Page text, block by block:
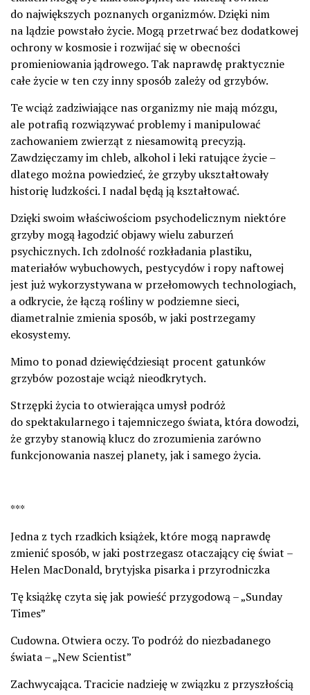
do największych poznanych organizmów. Dzięki nim
na lądzie powstało życie. Mogą przetrwać bez dodatkowej
ochrony w kosmosie i rozwijać się w obecności
promieniowania jądrowego. Tak naprawdę praktycznie
całe życie w ten czy inny sposób zależy od grzybów.
Te wciąż zadziwiające nas organizmy nie mają mózgu,
ale potrafią rozwiązywać problemy i manipulować
zachowaniem zwierząt z niesamowitą precyzją.
Zawdzięczamy im chleb, alkohol i leki ratujące życie –
dlatego można powiedzieć, że grzyby ukształtowały
historię ludzkości. I nadal będą ją kształtować.
Dzięki swoim właściwościom psychodelicznym niektóre
grzyby mogą łagodzić objawy wielu zaburzeń
psychicznych. Ich zdolność rozkładania plastiku,
materiałów wybuchowych, pestycydów i ropy naftowej
jest już wykorzystywana w przełomowych technologiach,
a odkrycie, że łączą rośliny w podziemne sieci,
diametralnie zmienia sposób, w jaki postrzegamy
ekosystemy.
Mimo to ponad dziewięćdziesiąt procent gatunków
grzybów pozostaje wciąż nieodkrytych.
Strzępki życia to otwierająca umysł podróż
do spektakularnego i tajemniczego świata, która dowodzi,
że grzyby stanowią klucz do zrozumienia zarówno
funkcjonowania naszej planety, jak i samego życia.
***
Jedna z tych rzadkich książek, które mogą naprawdę
zmienić sposób, w jaki postrzegasz otaczający cię świat –
Helen MacDonald, brytyjska pisarka i przyrodniczka
Tę książkę czyta się jak powieść przygodową – „Sunday
Times”
Cudowna. Otwiera oczy. To podróż do niezbadanego
świata – „New Scientist”
Zachwycająca. Tracicie nadzieję w związku z przyszłością